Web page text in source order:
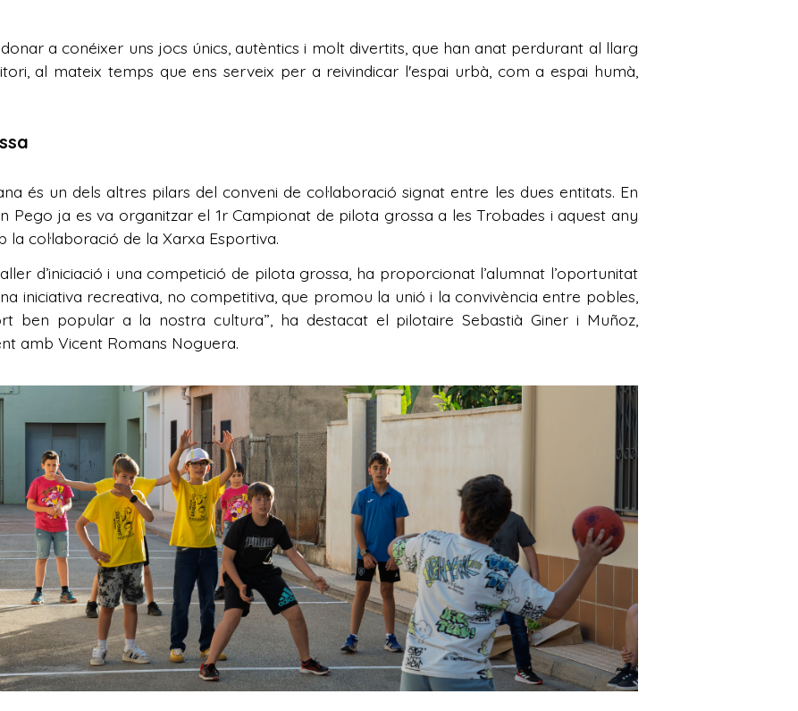
a conéixer uns jocs únics, autèntics i molt divertits, que han anat perdurant al llarg
al mateix temps que ens serveix per a reivindicar l'espai urbà, com a espai humà,
és un dels altres pilars del conveni de col·laboració signat entre les dues entitats. En
Pego ja es va organitzar el 1r Campionat de pilota grossa a les Trobades i aquest any
la col·laboració de la Xarxa Esportiva.
d’iniciació i una competició de pilota grossa, ha proporcionat l’alumnat l’oportunitat
iniciativa recreativa, no competitiva, que promou la unió i la convivència entre pobles,
ben popular a la nostra cultura”, ha destacat el pilotaire Sebastià Giner i Muñoz,
amb Vicent Romans Noguera.